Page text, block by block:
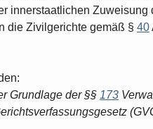
innerstaatlichen Zuweisung
die Zivilgerichte gemäß § 40
Grundlage der §§ 173